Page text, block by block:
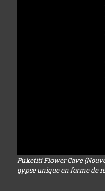
Puketiti Flower Cave
gypse unique en forme de